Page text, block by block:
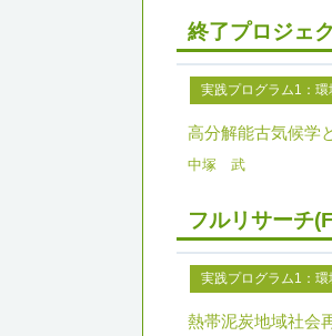
終了プロジェ
実践プログラム1：
高分解能古気候学
中塚 武
フルリサーチ
実践プログラム1：
熱帯泥炭地域社会